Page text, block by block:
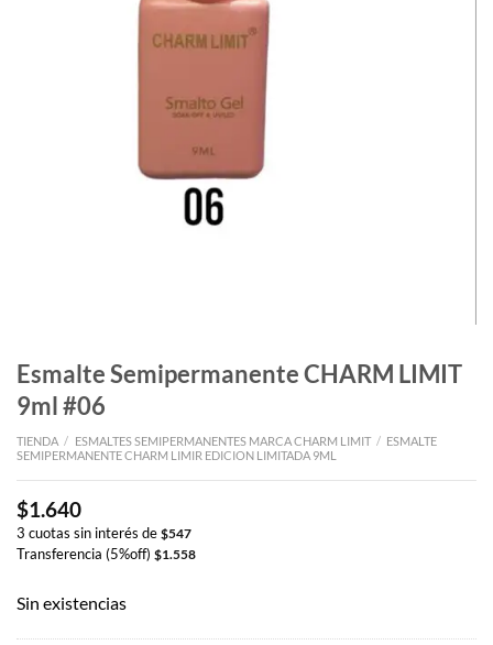
Esmalte Semipermanente CHARM LIMIT
9ml #06
TIENDA / ESMALTES SEMIPERMANENTES MARCA CHARM LIMIT / ESMALTE
SEMIPERMANENTE CHARM LIMIR EDICION LIMITADA 9ML
$1.640
3 cuotas sin interés de $547
Transferencia (5%off) $1.558
Sin existencias